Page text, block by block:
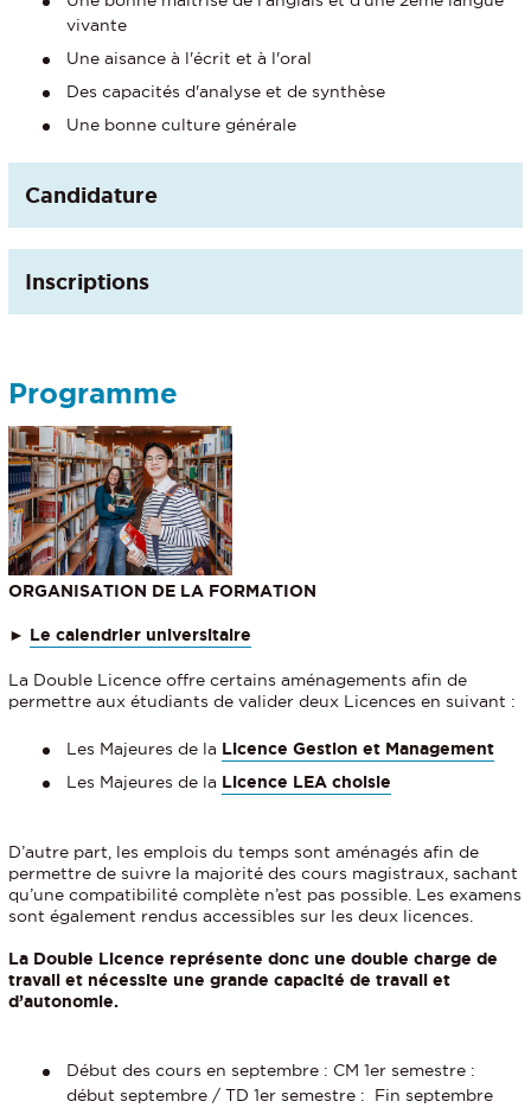
vivante
Une aisance à l'écrit et à l'oral
Des capacités d'analyse et de synthèse
Une bonne culture générale
Candidature
Inscriptions
Programme
ORGANISATION DE LA FORMATION
► Le calendrier universitaire
La Double Licence offre certains aménagements afin de
permettre aux étudiants de valider deux Licences en suivant :
Les Majeures de la Licence Gestion et Management
Les Majeures de la Licence LEA choisie
D’autre part, les emplois du temps sont aménagés afin de
permettre de suivre la majorité des cours magistraux, sachant
qu’une compatibilité complète n’est pas possible. Les examens
sont également rendus accessibles sur les deux licences.
La Double Licence représente donc une double charge de
travail et nécessite une grande capacité de travail et
d’autonomie.
Début des cours en septembre : CM 1er semestre :
début septembre / TD 1er semestre : Fin septembre